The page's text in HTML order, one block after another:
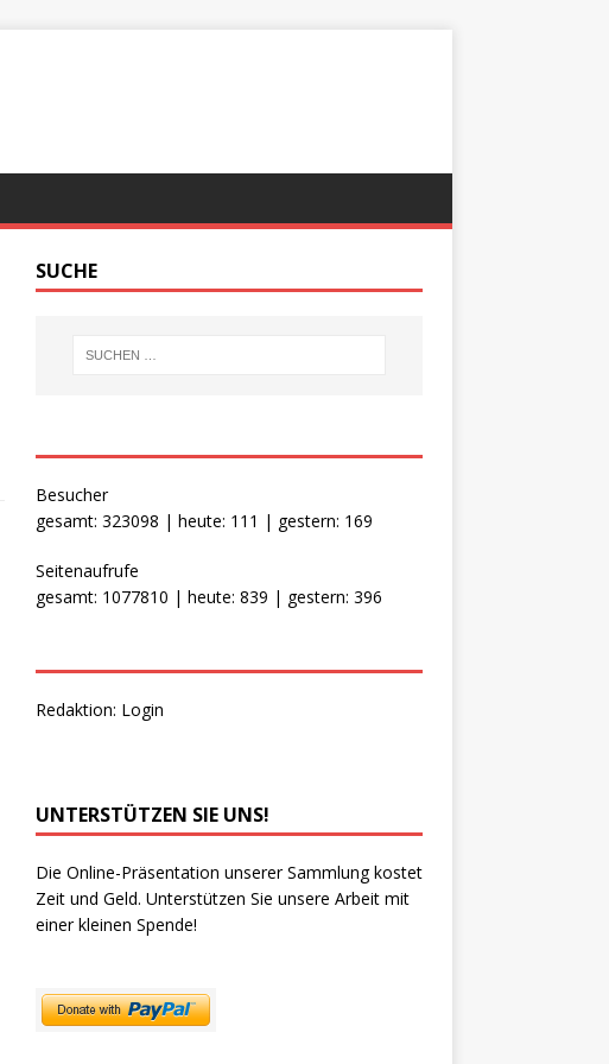
SUCHE
Besucher
gesamt: 323098 | heute: 111 | gestern: 169
Seitenaufrufe
gesamt: 1077810 | heute: 839 | gestern: 396
Redaktion: Login
UNTERSTÜTZEN SIE UNS!
Die Online-Präsentation unserer Sammlung kostet
Zeit und Geld. Unterstützen Sie unsere Arbeit mit
einer kleinen Spende!